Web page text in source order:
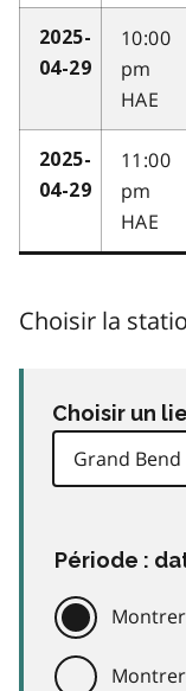
2025-
04-29
10:00
pm
HAE
2025-
04-29
11:00
pm
HAE
Choisir la
Choisir un
Période :